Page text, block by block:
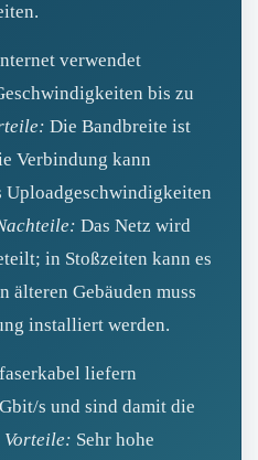
verwendet
bis zu
Die Bandbreite ist
Verbindung kann
Uploadgeschwindigkeiten
Das Netz wird
in Stoßzeiten kann es
älteren Gebäuden muss
installiert werden.
liefern
s und sind damit die
Vorteile: Sehr hohe